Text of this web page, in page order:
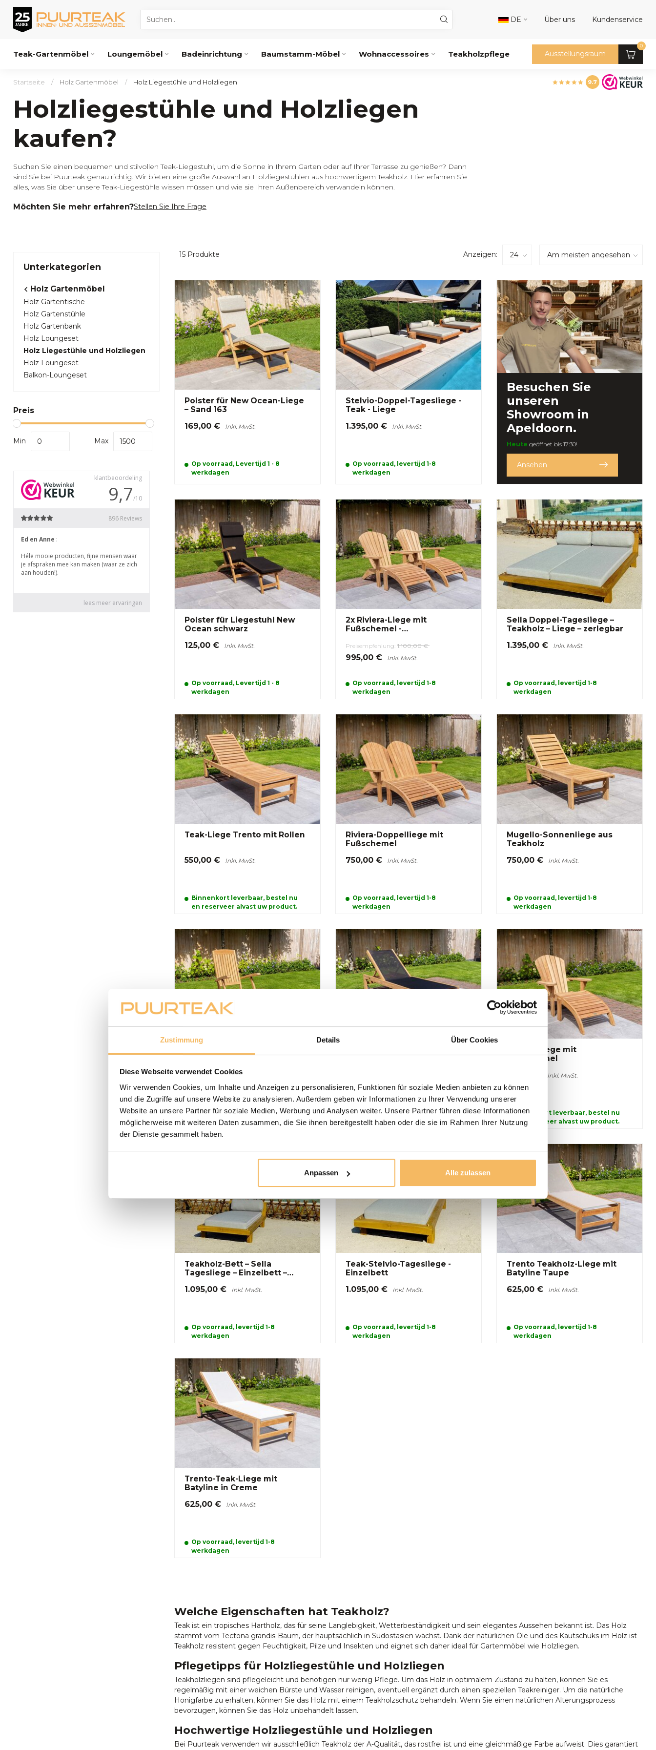
Zustimmung Details Über Cookies
Diese Webseite verwendet Cookies
Wir verwenden Cookies, um Inhalte und Anzeigen zu personalisieren, Funktionen für soziale Medien anbieten zu können
und die Zugriffe auf unsere Website zu analysieren. Außerdem geben wir Informationen zu Ihrer Verwendung unserer
Website an unsere Partner für soziale Medien, Werbung und Analysen weiter. Unsere Partner führen diese Informationen
möglicherweise mit weiteren Daten zusammen, die Sie ihnen bereitgestellt haben oder die sie im Rahmen Ihrer Nutzung
der Dienste gesammelt haben.
Anpassen Alle zulassen
DE Über uns Kundenservice
Teak-Gartenmöbel Loungemöbel Badeinrichtung Baumstamm-Möbel Wohnaccessoires Teakholzpflege Ausstellungsraum
0
Startseite / Holz Gartenmöbel / Holz Liegestühle und Holzliegen 9.7
Holzliegestühle und Holzliegen
kaufen?
Suchen Sie einen bequemen und stilvollen Teak-Liegestuhl, um die Sonne in Ihrem Garten oder auf Ihrer Terrasse zu genießen? Dann
sind Sie bei Puurteak genau richtig. Wir bieten eine große Auswahl an Holzliegestühlen aus hochwertigem Teakholz. Hier erfahren Sie
alles, was Sie über unsere Teak-Liegestühle wissen müssen und wie sie Ihren Außenbereich verwandeln können.
Möchten Sie mehr erfahren?Stellen Sie Ihre Frage
Unterkategorien
Holz Gartenmöbel
Holz Gartentische
Holz Gartenstühle
Holz Gartenbank
Holz Loungeset
Holz Liegestühle und Holzliegen
Holz Loungeset
Balkon-Loungeset
Preis
Min Max
15 Produkte Anzeigen:
Polster für New Ocean-Liege
– Sand 163
169,00 € Inkl. MwSt.
Op voorraad, Levertijd 1 - 8
werkdagen
Stelvio-Doppel-Tagesliege -
Teak - Liege
1.395,00 € Inkl. MwSt.
Op voorraad, levertijd 1-8
werkdagen
Besuchen Sie
unseren
Showroom in
Apeldoorn.
Heute geöffnet bis 17:30!
Ansehen
Polster für Liegestuhl New
Ocean schwarz
125,00 € Inkl. MwSt.
Op voorraad, Levertijd 1 - 8
werkdagen
2x Riviera-Liege mit
Fußschemel -
Preisempfehlung: 1.100,00 €
995,00 € Inkl. MwSt.
Op voorraad, levertijd 1-8
werkdagen
Sella Doppel-Tagesliege –
Teakholz – Liege – zerlegbar
1.395,00 € Inkl. MwSt.
Op voorraad, levertijd 1-8
werkdagen
Teak-Liege Trento mit Rollen
550,00 € Inkl. MwSt.
Binnenkort leverbaar, bestel nu
en reserveer alvast uw product.
Riviera-Doppelliege mit
Fußschemel
750,00 € Inkl. MwSt.
Op voorraad, levertijd 1-8
werkdagen
Mugello-Sonnenliege aus
Teakholz
750,00 € Inkl. MwSt.
Op voorraad, levertijd 1-8
werkdagen
Teakholz
450,00 € Inkl. MwSt.
Binnenkort leverbaar, bestel nu
en reserveer alvast uw product.
Batyline in Schwarz
Op voorraad, levertijd 1-8
werkdagen
Riviera-Liege mit
Fußschemel
Inkl. MwSt.
Binnenkort leverbaar, bestel nu
en reserveer alvast uw product.
Teakholz-Bett – Sella
Tagesliege – Einzelbett –
1.095,00 € Inkl. MwSt.
Op voorraad, levertijd 1-8
werkdagen
Teak-Stelvio-Tagesliege -
Einzelbett
1.095,00 € Inkl. MwSt.
Op voorraad, levertijd 1-8
werkdagen
Trento Teakholz-Liege mit
Batyline Taupe
625,00 € Inkl. MwSt.
Op voorraad, levertijd 1-8
werkdagen
Trento-Teak-Liege mit
Batyline in Creme
625,00 € Inkl. MwSt.
Op voorraad, levertijd 1-8
werkdagen
Welche Eigenschaften hat Teakholz?
Teak ist ein tropisches Hartholz, das für seine Langlebigkeit, Wetterbeständigkeit und sein elegantes Aussehen bekannt ist. Das Holz
stammt vom Tectona grandis-Baum, der hauptsächlich in Südostasien wächst. Dank der natürlichen Öle und des Kautschuks im Holz ist
Teakholz resistent gegen Feuchtigkeit, Pilze und Insekten und eignet sich daher ideal für Gartenmöbel wie Holzliegen.
Pflegetipps für Holzliegestühle und Holzliegen
Teakholzliegen sind pflegeleicht und benötigen nur wenig Pflege. Um das Holz in optimalem Zustand zu halten, können Sie es
regelmäßig mit einer weichen Bürste und Wasser reinigen, eventuell ergänzt durch einen speziellen Teakreiniger. Um die natürliche
Honigfarbe zu erhalten, können Sie das Holz mit einem Teakholzschutz behandeln. Wenn Sie einen natürlichen Alterungsprozess
bevorzugen, können Sie das Holz unbehandelt lassen.
Hochwertige Holzliegestühle und Holzliegen
Bei Puurteak verwenden wir ausschließlich Teakholz der A-Qualität, das rostfrei ist und eine gleichmäßige Farbe aufweist. Dies garantiert